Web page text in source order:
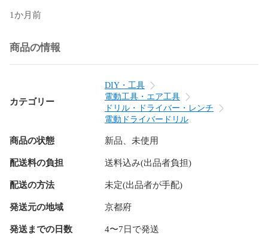
を着用してください｡ﾏｽｸを着用してください｡ｽﾞﾎﾞﾝの裾や衣
るﾈｸﾀｲや手ぬぐい等は取り外して作業してください｡長髪は帽
子やﾍｱｰｶﾊﾞｰを被ってください｡手袋を着用しないでくださ
い｡回転中の製品に手を触れないでください｡製品の回転中は
切削片やｸｽﾞを取り除かないでください｡電動機は両手で確実
に保持してください｡足元をしっかりとさせ､ﾊﾞﾗﾝｽの良い状態
を保って作業してください｡対象物に対してまっすぐに穴あけ
作業をしてください｡電動機を保持する体力のない方は使用し
を着用してください｡ﾌﾞﾚｰｷ付もしくはﾌﾞﾚｰｷのかかる電動機
では使用しないでください｡(作業中に分解し被削材や周辺を
破損させたりｹｶﾞをする危険もあります｡)回転専用の製品は回
転ﾓｰﾄﾞのみで使用してください｡(Z軸ｽﾋﾟﾝﾄﾞﾙ(SDSﾀｲﾌﾟ)使用
の場合は回転ﾓｰﾄﾞで使用してください｡打撃ﾓｰﾄﾞは不可です｡)
回転･振動用の製品は打撃(ｲﾝﾊﾟｸﾄ)ﾓｰﾄﾞで使用しないでくださ
ください｡打撃ﾓｰﾄﾞは不可です｡)ご使用前に各部が緩みのない
1か月前
商品の情報
カテゴリー
DIY・工具
電動工具・エア工具
ドリル・ドライバー・レンチ
電動ドライバードリル
商品の状態 新品、未使用
配送料の負担 送料込み(出品者負担)
配送の方法 未定(出品者が手配)
発送元の地域 京都府
発送までの日数 4〜7日で発送